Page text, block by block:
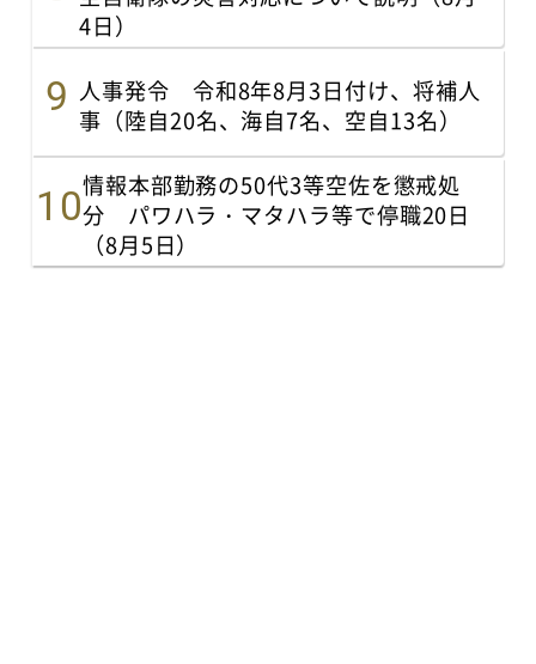
4日）
人事発令 令和8年8月3日付け、将補人
事（陸自20名、海自7名、空自13名）
情報本部勤務の50代3等空佐を懲戒処
分 パワハラ・マタハラ等で停職20日
（8月5日）